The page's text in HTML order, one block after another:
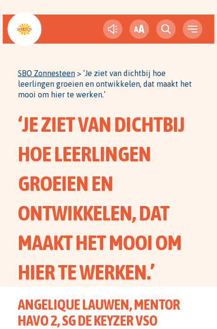
AA
SBO Zonnesteen> ‘Je ziet van dichtbij hoe
leerlingen groeien en ontwikkelen, dat maakt het
mooi om hier te werken.’
‘JE ZIET VAN DICHTBIJ
HOE LEERLINGEN
GROEIEN EN
ONTWIKKELEN, DAT
MAAKT HET MOOI OM
HIER TE WERKEN.’
ANGELIQUE LAUWEN, MENTOR
HAVO 2, SG DE KEYZER VSO